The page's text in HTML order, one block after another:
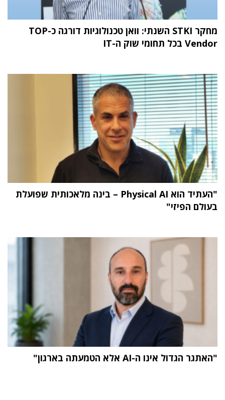
מחקר STKI השנתי: וואן טכנולוגיות דורגה כ-TOP
Vendor בכל תחומי שוק ה-IT
"העתיד הוא Physical AI – בינה מלאכותית שפועלת
בעולם הפיזי"
"האתגר הגדול אינו ה-AI אלא הטמעתה בארגון"